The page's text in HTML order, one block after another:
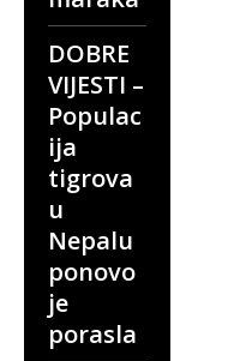
DOBRE
VIJESTI –
Populac
ija
tigrova
u
Nepalu
ponovo
je
porasla